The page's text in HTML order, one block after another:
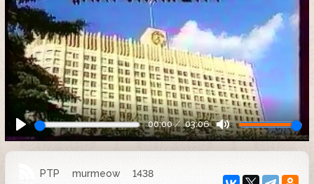
00:00 03:06
РТР murmeow
1438